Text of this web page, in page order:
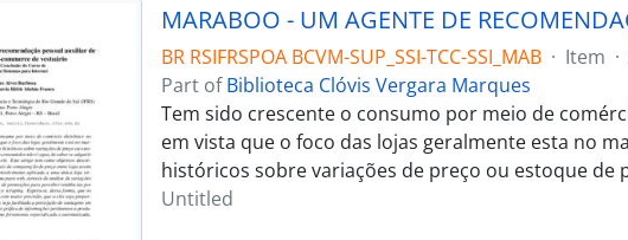
BR RSIFRSPOA BCVM-SUP_SSI-TCC-SSI_MAB · Item ·
Part ofBiblioteca Clóvis Vergara Marques
Tem sido crescente o consumo por meio de
em vista que o foco das lojas geralmente esta no
históricos sobre variações de preço ou estoque de
Untitled